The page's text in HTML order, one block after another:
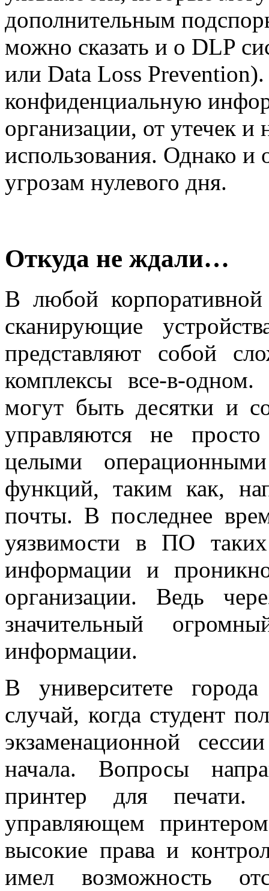
дополнительным
можно сказать и о DLP
или Data Loss
конфиденциальную
организации, от утечек и
использования. Однако
угрозам нулевого дня.
Откуда не ждали…
В любой
сканирующие
представляют собой
комплексы все-в-
могут быть десятки и
управляются не
целыми
функций, таким как,
почты. В последнее
уязвимости в ПО
информации и
организации. Ведь
значительный
информации.
В университете города
случай, когда студент
экзаменационной
начала. Вопросы
принтер для
управляющем
высокие права и
имел возможность